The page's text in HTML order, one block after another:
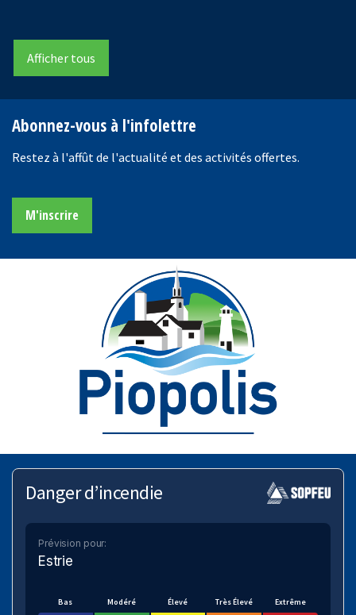
Afficher tous
Abonnez-vous à l'infolettre
Restez à l'affût de l'actualité et des activités offertes.
M'inscrire
Danger d’incendie
Prévision pour:
Estrie
Bas Modéré Élevé Très Élevé Extrême